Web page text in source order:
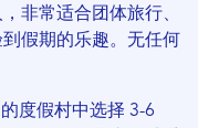
非常适合团体旅行、
假期的乐趣。无任何
度假村中选择 3-6